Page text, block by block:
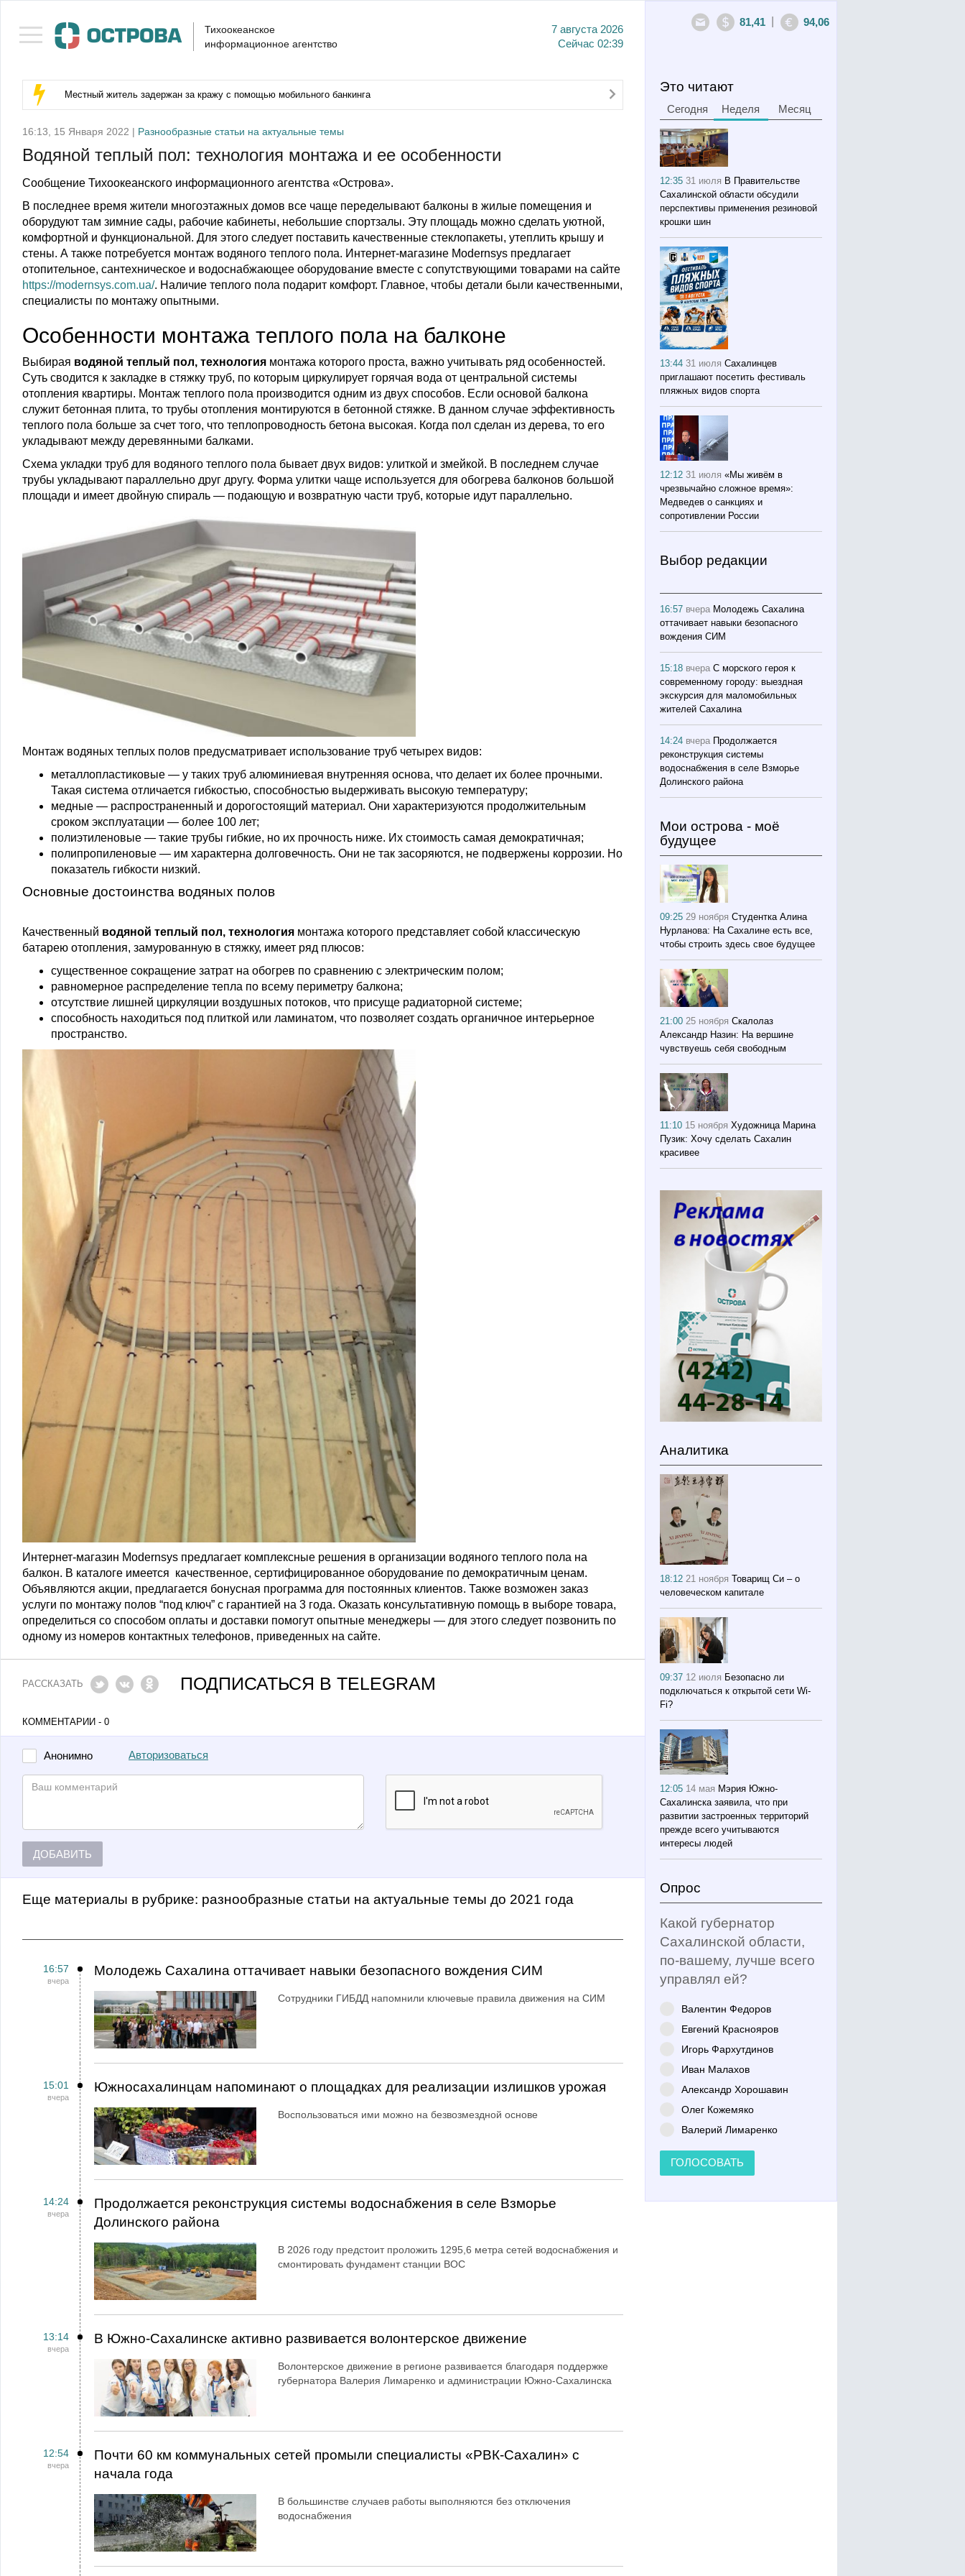
Тихоокеанское
информационное агентство
7 августа 2026
Сейчас 02:39
81,41 94,06
Местный житель задержан за кражу с помощью мобильного банкинга
16:13, 15 Января 2022 | Разнообразные статьи на актуальные темы
Водяной теплый пол: технология монтажа и ее особенности
Сообщение Тихоокеанского информационного агентства «Острова».
В последнее время жители многоэтажных домов все чаще переделывают балконы в жилые помещения и
оборудуют там зимние сады, рабочие кабинеты, небольшие спортзалы. Эту площадь можно сделать уютной,
комфортной и функциональной. Для этого следует поставить качественные стеклопакеты, утеплить крышу и
стены. А также потребуется монтаж водяного теплого пола. Интернет-магазине Modernsys предлагает
отопительное, сантехническое и водоснабжающее оборудование вместе с сопутствующими товарами на сайте
https://modernsys.com.ua/. Наличие теплого пола подарит комфорт. Главное, чтобы детали были качественными,
специалисты по монтажу опытными.
Особенности монтажа теплого пола на балконе
Выбирая водяной теплый пол, технология монтажа которого проста, важно учитывать ряд особенностей.
Суть сводится к закладке в стяжку труб, по которым циркулирует горячая вода от центральной системы
отопления квартиры. Монтаж теплого пола производится одним из двух способов. Если основой балкона
служит бетонная плита, то трубы отопления монтируются в бетонной стяжке. В данном случае эффективность
теплого пола больше за счет того, что теплопроводность бетона высокая. Когда пол сделан из дерева, то его
укладывают между деревянными балками.
Схема укладки труб для водяного теплого пола бывает двух видов: улиткой и змейкой. В последнем случае
трубы укладывают параллельно друг другу. Форма улитки чаще используется для обогрева балконов большой
площади и имеет двойную спираль — подающую и возвратную части труб, которые идут параллельно.
Монтаж водяных теплых полов предусматривает использование труб четырех видов:
металлопластиковые — у таких труб алюминиевая внутренняя основа, что делает их более прочными.
Такая система отличается гибкостью, способностью выдерживать высокую температуру;
медные — распространенный и дорогостоящий материал. Они характеризуются продолжительным
сроком эксплуатации — более 100 лет;
полиэтиленовые — такие трубы гибкие, но их прочность ниже. Их стоимость самая демократичная;
полипропиленовые — им характерна долговечность. Они не так засоряются, не подвержены коррозии. Но
показатель гибкости низкий.
Основные достоинства водяных полов
Качественный водяной теплый пол, технология монтажа которого представляет собой классическую
батарею отопления, замурованную в стяжку, имеет ряд плюсов:
существенное сокращение затрат на обогрев по сравнению с электрическим полом;
равномерное распределение тепла по всему периметру балкона;
отсутствие лишней циркуляции воздушных потоков, что присуще радиаторной системе;
способность находиться под плиткой или ламинатом, что позволяет создать органичное интерьерное
пространство.
Интернет-магазин Modernsys предлагает комплексные решения в организации водяного теплого пола на
балкон. В каталоге имеется качественное, сертифицированное оборудование по демократичным ценам.
Объявляются акции, предлагается бонусная программа для постоянных клиентов. Также возможен заказ
услуги по монтажу полов “под ключ” с гарантией на 3 года. Оказать консультативную помощь в выборе товара,
определиться со способом оплаты и доставки помогут опытные менеджеры — для этого следует позвонить по
одному из номеров контактных телефонов, приведенных на сайте.
РАССКАЗАТЬ ПОДПИСАТЬСЯ В TELEGRAM
КОММЕНТАРИИ - 0
Анонимно Авторизоваться
ДОБАВИТЬ
Еще материалы в рубрике: Разнообразные статьи на актуальные темы до 2021 года
16:57
вчера
Молодежь Сахалина оттачивает навыки безопасного вождения СИМ
Сотрудники ГИБДД напомнили ключевые правила движения на СИМ
15:01
вчера
Южносахалинцам напоминают о площадках для реализации излишков урожая
Воспользоваться ими можно на безвозмездной основе
14:24
вчера
Продолжается реконструкция системы водоснабжения в селе Взморье
Долинского района
В 2026 году предстоит проложить 1295,6 метра сетей водоснабжения и
смонтировать фундамент станции ВОС
13:14
вчера
В Южно-Сахалинске активно развивается волонтерское движение
Волонтерское движение в регионе развивается благодаря поддержке
губернатора Валерия Лимаренко и администрации Южно-Сахалинска
12:54
вчера
Почти 60 км коммунальных сетей промыли специалисты «РВК‑Сахалин» с
начала года
В большинстве случаев работы выполняются без отключения
водоснабжения
Это читают
Сегодня Неделя Месяц
12:3531 июля В Правительстве
Сахалинской области обсудили
перспективы применения резиновой
крошки шин
13:4431 июля Сахалинцев
приглашают посетить фестиваль
пляжных видов спорта
12:1231 июля «Мы живём в
чрезвычайно сложное время»:
Медведев о санкциях и
сопротивлении России
Выбор редакции
16:57 вчера Молодежь Сахалина
оттачивает навыки безопасного
вождения СИМ
15:18 вчера С морского героя к
современному городу: выездная
экскурсия для маломобильных
жителей Сахалина
14:24 вчера Продолжается
реконструкция системы
водоснабжения в селе Взморье
Долинского района
Мои острова - моё
будущее
09:2529 ноября Студентка Алина
Нурланова: На Сахалине есть все,
чтобы строить здесь свое будущее
21:0025 ноября Скалолаз
Александр Назин: На вершине
чувствуешь себя свободным
11:10 15 ноября Художница Марина
Пузик: Хочу сделать Сахалин
красивее
Аналитика
18:1221 ноября Товарищ Си – о
человеческом капитале
09:37 12 июля Безопасно ли
подключаться к открытой сети Wi-
Fi?
12:05 14 мая Мэрия Южно-
Сахалинска заявила, что при
развитии застроенных территорий
прежде всего учитываются
интересы людей
Опрос
Какой губернатор
Сахалинской области,
по-вашему, лучше всего
управлял ей?
Валентин Федоров
Евгений Краснояров
Игорь Фархутдинов
Иван Малахов
Александр Хорошавин
Олег Кожемяко
Валерий Лимаренко
ГОЛОСОВАТЬ